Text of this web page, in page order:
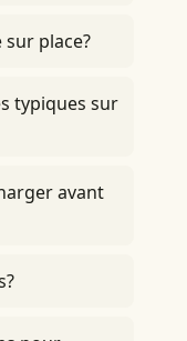
place?
typiques sur
avant